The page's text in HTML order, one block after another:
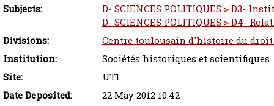
Subjects:
D- SCIENCES POLITIQUES > D3-
D- SCIENCES POLITIQUES > D4-
Divisions:
Centre toulousain d'histoire du droit
Institution:
Sociétés historiques et scientifiques
Site:
UT1
Date Deposited:
22 May 2012 10:42